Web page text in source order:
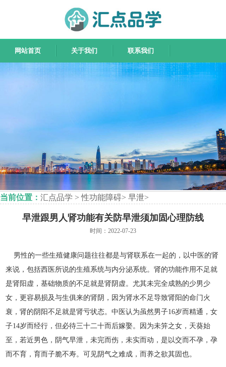
网站首页 关于我们 联系我们
当前位置： 汇点品学 >性功能障碍> 早泄>
早泄跟男人肾功能有关防早泄须加固心理防线
时间：2022-07-23
男性的一些生殖健康问题往往都是与肾联系在一起的，以中医的肾
来说，包括西医所说的生殖系统与内分泌系统。肾的功能作用不足就
是肾阳虚，基础物质的不足就是肾阴虚。尤其未完全成熟的少男少
女，更容易损及与生俱来的肾阴，因为肾水不足导致肾阳的命门火
衰，肾的阴阳不足就是肾亏状态。中医认为虽然男子16岁而精通，女
子14岁而经行，但必待三十二十而后嫁娶。因为未笄之女，天葵始
至，若近男色，阴气早泄，未完而伤，未实而动，是以交而不孕，孕
而不育，育而子脆不寿。可见阴气之难成，而养之欲其固也。